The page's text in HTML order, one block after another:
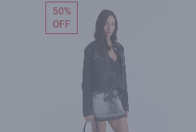
50%
OFF